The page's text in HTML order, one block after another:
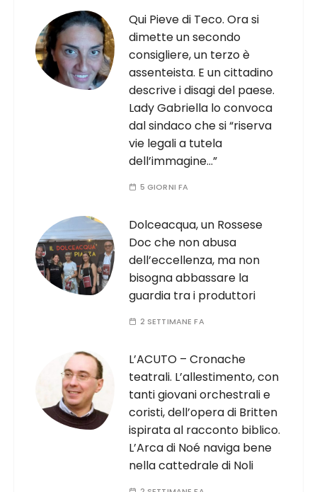
Qui Pieve di Teco. Ora si
dimette un secondo
consigliere, un terzo è
assenteista. E un cittadino
descrive i disagi del paese.
Lady Gabriella lo convoca
dal sindaco che si “riserva
vie legali a tutela
dell’immagine…”
5 GIORNI FA
Dolceacqua, un Rossese
Doc che non abusa
dell’eccellenza, ma non
bisogna abbassare la
guardia tra i produttori
2 SETTIMANE FA
L’ACUTO – Cronache
teatrali. L’allestimento, con
tanti giovani orchestrali e
coristi, dell’opera di Britten
ispirata al racconto biblico.
L’Arca di Noé naviga bene
nella cattedrale di Noli